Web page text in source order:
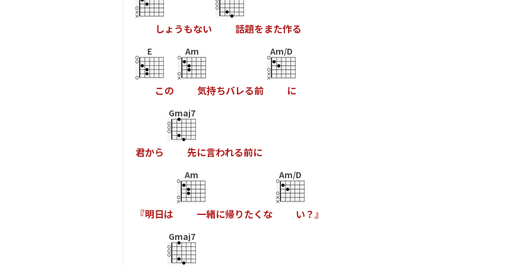
しょ うもない 話題をまた作る
E
この
Am
気持ちバレる前
Am/D
に
君から
Gmaj7
先に言われる前に
『明日は
Am
一緒に帰りたく な
Am/D
い ？』
Gmaj7